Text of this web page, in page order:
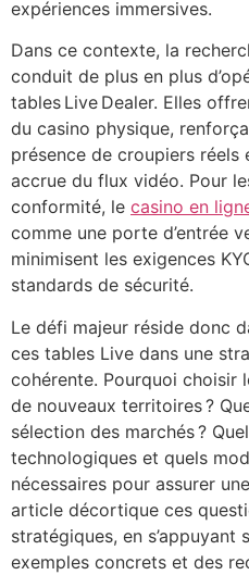
expériences immersives.
Dans ce contexte, la
conduit de plus en plus
tables Live Dealer. Elles
du casino physique,
présence de croupiers réels
accrue du flux vidéo. Pour
conformité, le casino en
comme une porte d’entrée
minimisent les exigences
standards de sécurité.
Le défi majeur réside donc
ces tables Live dans une
cohérente. Pourquoi choisir
de nouveaux territoires ?
sélection des marchés ?
technologiques et quels
nécessaires pour assurer
article décortique ces
stratégiques, en s’appuyant
exemples concrets et des